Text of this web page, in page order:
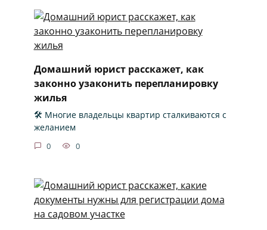
Домашний юрист расскажет, как
законно узаконить перепланировку
жилья
🛠️ Многие владельцы квартир сталкиваются с
желанием
0 0